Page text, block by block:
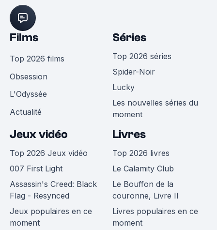
Films
Top 2026 films
Obsession
L'Odyssée
Actualité
Séries
Top 2026 séries
Spider-Noir
Lucky
Les nouvelles séries du
moment
Jeux vidéo
Top 2026 Jeux vidéo
007 First Light
Assassin's Creed: Black
Flag - Resynced
Jeux populaires en ce
moment
Livres
Top 2026 livres
Le Calamity Club
Le Bouffon de la
couronne, Livre II
Livres populaires en ce
moment